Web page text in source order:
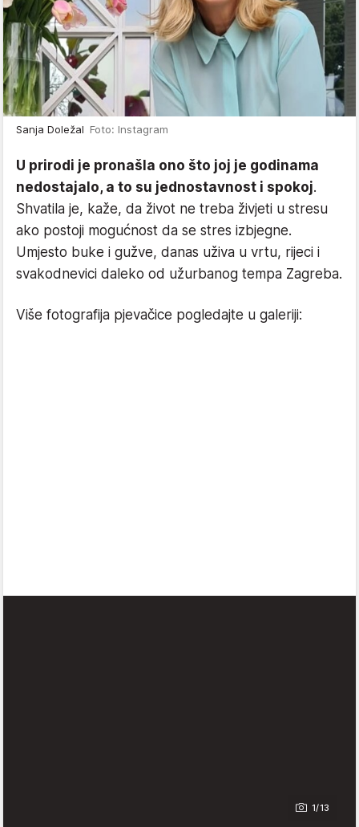
Sanja Doležal Foto: Instagram
U prirodi je pronašla ono što joj je godinama
nedostajalo, a to su jednostavnost i spokoj.
Shvatila je, kaže, da život ne treba živjeti u stresu
ako postoji mogućnost da se stres izbjegne.
Umjesto buke i gužve, danas uživa u vrtu, rijeci i
svakodnevici daleko od užurbanog tempa Zagreba.
Više fotografija pjevačice pogledajte u galeriji:
1/13